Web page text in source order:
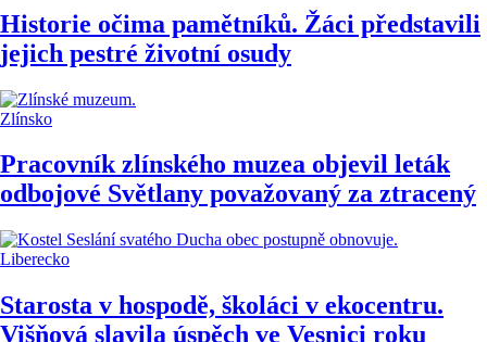
Historie očima pamětníků. Žáci představili
jejich pestré životní osudy
Zlínsko
Pracovník zlínského muzea objevil leták
odbojové Světlany považovaný za ztracený
Liberecko
Starosta v hospodě, školáci v ekocentru.
Višňová slavila úspěch ve Vesnici roku